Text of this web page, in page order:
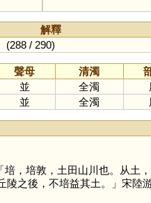
解釋
(288 / 290)
聲母 清濁
並
全濁
並
全濁
，培敦，土田山川也。从土
之後，不培益其土。」宋陸